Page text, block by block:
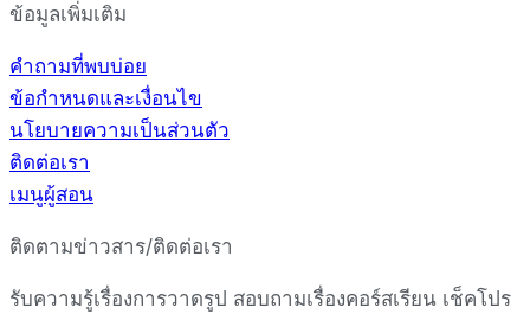
ข้อมูลเพิ่มเติม
คำถามที่พบบ่อย
ข้อกำหนดและเงื่อนไข
นโยบายความเป็นส่วนตัว
ติดต่อเรา
เมนูผู้สอน
ติดตามข่าวสาร/ติดต่อเรา
รับความรู้เรื่องการวาดรูป สอบถามเรื่องคอร์สเรียน เช็คโปร